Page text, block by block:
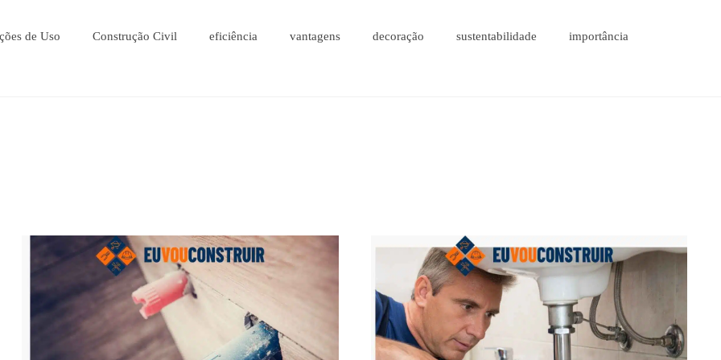
de Uso Construção Civil eficiência vantagens decoração sustentabilidade importância